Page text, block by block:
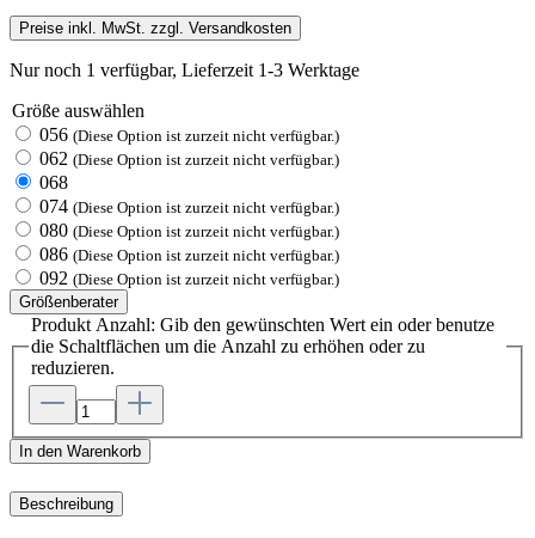
Preise inkl. MwSt. zzgl. Versandkosten
Nur noch 1 verfügbar, Lieferzeit 1-3 Werktage
Größe auswählen
056 (Diese Option ist zurzeit nicht verfügbar.)
062 (Diese Option ist zurzeit nicht verfügbar.)
068
074 (Diese Option ist zurzeit nicht verfügbar.)
080 (Diese Option ist zurzeit nicht verfügbar.)
086 (Diese Option ist zurzeit nicht verfügbar.)
092 (Diese Option ist zurzeit nicht verfügbar.)
Größenberater
Produkt Anzahl: Gib den gewünschten Wert ein oder benutze
die Schaltflächen um die Anzahl zu erhöhen oder zu
reduzieren.
In den Warenkorb
Beschreibung